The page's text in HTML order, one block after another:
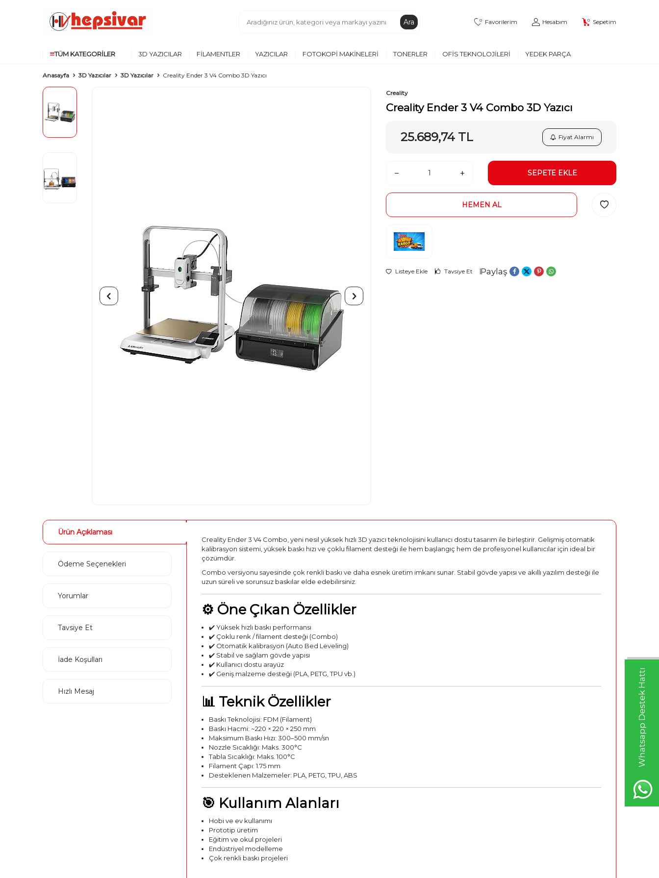
Whatsapp Destek Hattı
Ara 0 Favorilerim Hesabım 0 Sepetim
TÜM KATEGORILER 3D YAZICILAR FILAMENTLER YAZICILAR FOTOKOPI MAKINELERI TONERLER OFIS TEKNOLOJILERI YEDEK PARÇA
Anasayfa 3D Yazıcılar 3D Yazıcılar Creality Ender 3 V4 Combo 3D Yazıcı
Creality
Creality Ender 3 V4 Combo 3D Yazıcı
25.689,74 TL Fiyat Alarmı
SEPETE EKLE
HEMEN AL
Listeye Ekle Tavsiye Et Paylaş
Ürün Açıklaması
Ödeme Seçenekleri
Yorumlar
Tavsiye Et
İade Koşulları
Hızlı Mesaj
Creality Ender 3 V4 Combo, yeni nesil yüksek hızlı 3D yazıcı teknolojisini kullanıcı dostu tasarım ile birleştirir. Gelişmiş otomatik
kalibrasyon sistemi, yüksek baskı hızı ve çoklu filament desteği ile hem başlangıç hem de profesyonel kullanıcılar için ideal bir
çözümdür.
Combo versiyonu sayesinde çok renkli baskı ve daha esnek üretim imkanı sunar. Stabil gövde yapısı ve akıllı yazılım desteği ile
uzun süreli ve sorunsuz baskılar elde edebilirsiniz.
⚙️ Öne Çıkan Özellikler
✔️ Yüksek hızlı baskı performansı
✔️ Çoklu renk / filament desteği (Combo)
✔️ Otomatik kalibrasyon (Auto Bed Leveling)
✔️ Stabil ve sağlam gövde yapısı
✔️ Kullanıcı dostu arayüz
✔️ Geniş malzeme desteği (PLA, PETG, TPU vb.)
📊 Teknik Özellikler
Baskı Teknolojisi: FDM (Filament)
Baskı Hacmi: ~220 × 220 × 250 mm
Maksimum Baskı Hızı: 300–500 mm/sn
Nozzle Sıcaklığı: Maks. 300°C
Tabla Sıcaklığı: Maks. 100°C
Filament Çapı: 1.75 mm
Desteklenen Malzemeler: PLA, PETG, TPU, ABS
🎯 Kullanım Alanları
Hobi ve ev kullanımı
Prototip üretim
Eğitim ve okul projeleri
Endüstriyel modelleme
Çok renkli baskı projeleri